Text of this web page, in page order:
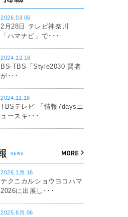
2026.03.06
2月28日 テレビ神奈川
「ハマナビ」で･･･
2024.12.16
BS-TBS「Style2030 賢者
が･･･
2024.11.18
TBSテレビ 「情報7daysニ
ュースキ･･･
2026.1月.16
テクニカルショウヨコハマ
2026に出展し･･･
2025.8月.06